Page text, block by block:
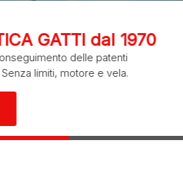
GATTI dal 1970
delle patenti
limiti, motore e vela.